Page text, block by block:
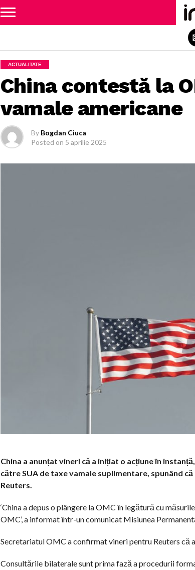
ACTUALITATE
China contestă la
vamale americane
By Bogdan Ciuca
Posted on 5 aprilie 2025
China a anunțat vineri că a inițiat o acțiune în
către SUA de taxe vamale suplimentare, spunând
Reuters.
‘China a depus o plângere la OMC în legătură cu
OMC’, a informat într-un comunicat Misiunea
Secretariatul OMC a confirmat vineri pentru Reuters că
Consultările bilaterale sunt prima fază a procedurii